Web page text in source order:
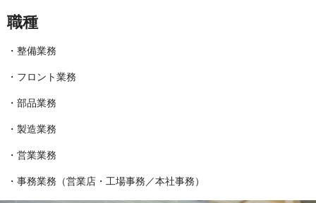
職種
・整備業務
・フロント業務
・部品業務
・製造業務
・営業業務
・事務業務（営業店・工場事務／本社事務）